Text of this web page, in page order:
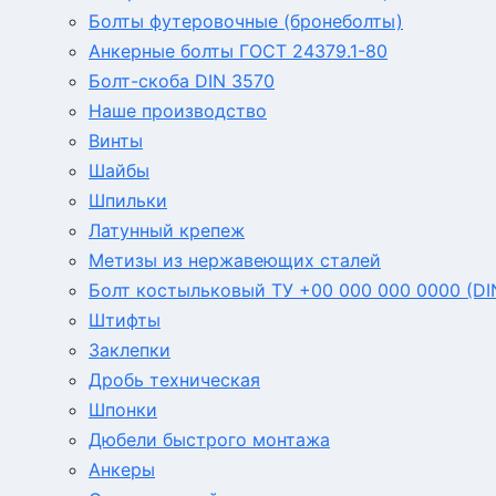
Болты футеровочные (бронеболты)
Анкерные болты ГОСТ 24379.1-80
Болт-скоба DIN 3570
Наше производство
Винты
Шайбы
Шпильки
Латунный крепеж
Метизы из нержавеющих сталей
Болт костыльковый ТУ +00 000 000 0000
Штифты
Заклепки
Дробь техническая
Шпонки
Дюбели быстрого монтажа
Анкеры